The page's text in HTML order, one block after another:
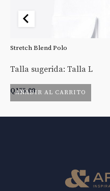
AÑADIR AL CARRITO
Stretch Blend Polo
Talla sugerida: Talla L
Q175.00